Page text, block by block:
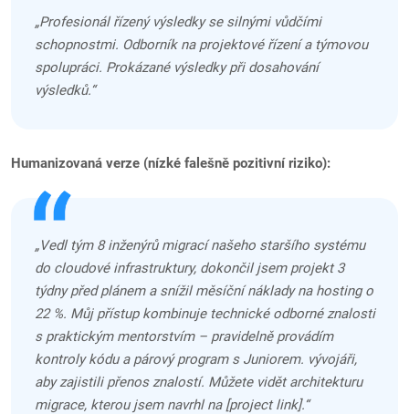
„Profesionál řízený výsledky se silnými vůdčími
schopnostmi. Odborník na projektové řízení a týmovou
spolupráci. Prokázané výsledky při dosahování
výsledků.“
Humanizovaná verze (nízké falešně pozitivní riziko):
„Vedl tým 8 inženýrů migrací našeho staršího systému
do cloudové infrastruktury, dokončil jsem projekt 3
týdny před plánem a snížil měsíční náklady na hosting o
22 %. Můj přístup kombinuje technické odborné znalosti
s praktickým mentorstvím – pravidelně provádím
kontroly kódu a párový program s Juniorem. vývojáři,
aby zajistili přenos znalostí. Můžete vidět architekturu
migrace, kterou jsem navrhl na [project link].“